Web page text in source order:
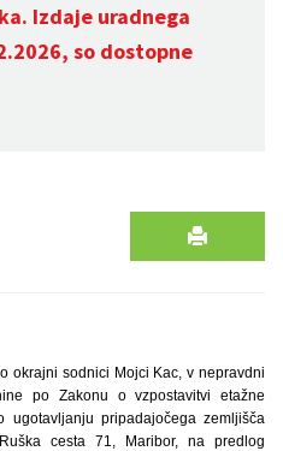
Izdaje uradnega
so dostopne
okrajni sodnici Mojci Kac, v nepravdni
po Zakonu o vzpostavitvi etažne
pripadajočega zemljišča
cesta 71, Maribor, na predlog